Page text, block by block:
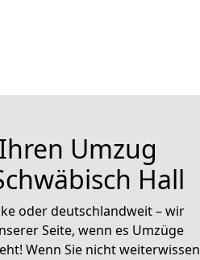
Umzug
Hall
oder deutschlandweit – wir
Seite, wenn es Umzüge
Wenn Sie nicht weiterwissen